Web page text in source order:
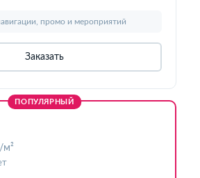
промо и мероприятий
Заказать
ПОПУЛЯРНЫЙ
/м²